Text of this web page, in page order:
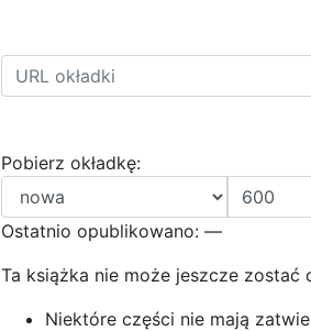
Pobierz okładkę:
Ostatnio opublikowano: —
Ta książka nie może jeszcze zostać
Niektóre części nie mają